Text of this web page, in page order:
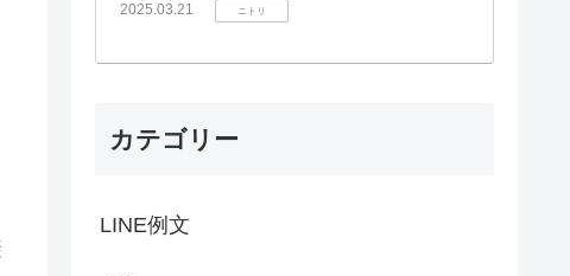
2025.03.21 ニトリ
カテゴリー
LINE例文